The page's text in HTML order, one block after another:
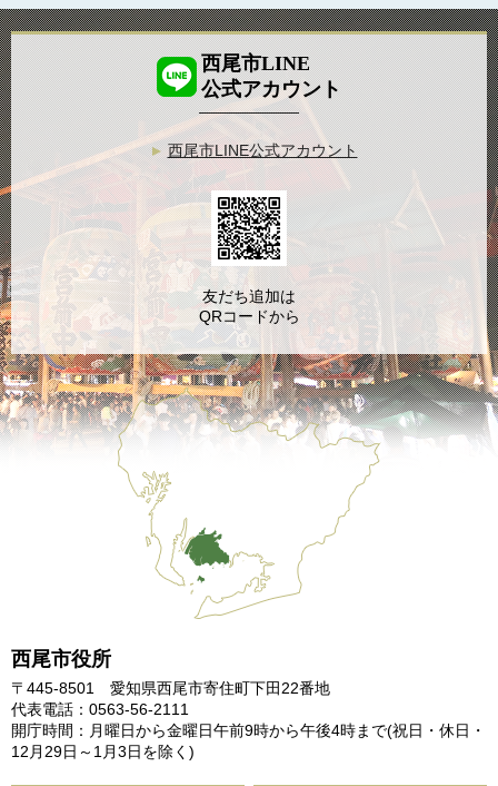
西尾市役所
〒445-8501 愛知県西尾市寄住町下田22番地
代表電話：0563-56-2111
開庁時間：月曜日から金曜日午前9時から午後4時まで(祝日・休日・
12月29日～1月3日を除く)
西尾市LINE
公式アカウント
西尾市LINE公式アカウント
友だち追加は
QRコードから